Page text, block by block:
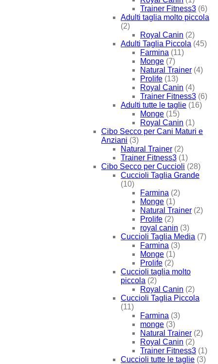
Trainer Fitness3 (6)
Adulti taglia molto piccola
(2)
Royal Canin (2)
Adulti Taglia Piccola (45)
Farmina (11)
Monge (7)
Natural Trainer (4)
Prolife (13)
Royal Canin (4)
Trainer Fitness3 (6)
Adulti tutte le taglie (16)
Monge (15)
Royal Canin (1)
Cibo Secco per Cani Maturi e
Anziani (3)
Natural Trainer (2)
Trainer Fitness3 (1)
Cibo Secco per Cuccioli (28)
Cuccioli Taglia Grande
(10)
Farmina (2)
Monge (1)
Natural Trainer (2)
Prolife (2)
royal canin (3)
Cuccioli Taglia Media (7)
Farmina (3)
Monge (1)
Prolife (2)
Cuccioli taglia molto
piccola (2)
Royal Canin (2)
Cuccioli Taglia Piccola
(11)
Farmina (3)
monge (3)
Natural Trainer (2)
Royal Canin (2)
Trainer Fitness3 (1)
Cuccioli tutte le taglie (3)